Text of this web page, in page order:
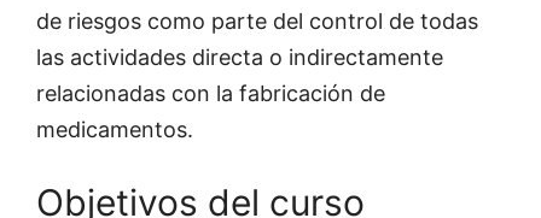
de riesgos como parte del control de todas
las actividades directa o indirectamente
relacionadas con la fabricación de
medicamentos.
Objetivos del curso